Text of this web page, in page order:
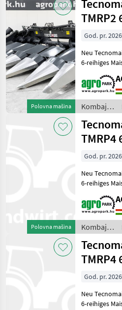
Tecnomais
Polovna mašina
TMRP2
header,
God. pr. 2026
Neu
6-reihiges
John Deere
Mähdrescher,
cm Baujahr:
Kombajni
/
Tecnomais
Polovna mašina
TMRP4
(75 cm),
God. pr. 2026
Neu
6-reihiges
John Deere
Mähdrescher,
Kombajni
/
Tecnomais
TMRP4
(75 cm),
God. pr. 2026
Neu
6-reihiges